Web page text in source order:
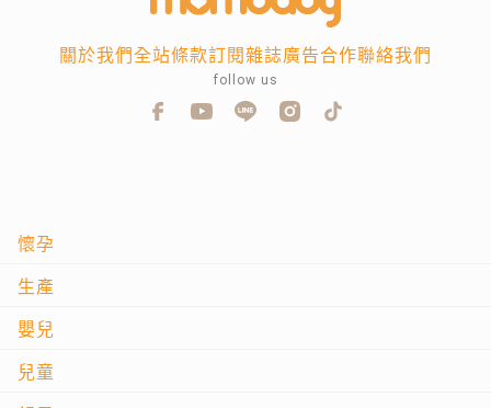
懷孕
生產
嬰兒
兒童
關於我們全站條款訂閱雜誌廣告合作聯絡我們
follow us